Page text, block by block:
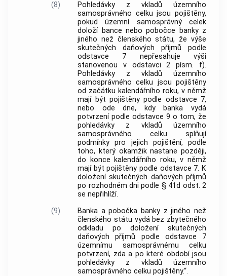
(8)
Pohledávky z vkladů územního
samosprávného celku jsou pojištěny,
pokud územní samosprávný celek
doloží bance nebo pobočce banky z
jiného než členského státu, že výše
skutečných daňových příjmů podle
odstavce 7 nepřesahuje výši
stanovenou v odstavci 2 písm. f).
Pohledávky z vkladů územního
samosprávného celku jsou pojištěny
od začátku kalendářního roku, v němž
mají být pojištěny podle odstavce 7,
nebo ode dne, kdy banka vydá
potvrzení podle odstavce 9 o tom, že
pohledávky z vkladů územního
samosprávného celku splňují
podmínky pro jejich pojištění, podle
toho, který okamžik nastane později,
do konce kalendářního roku, v němž
mají být pojištěny podle odstavce 7. K
doložení skutečných daňových příjmů
po rozhodném dni podle § 41d odst. 2
se nepřihlíží.
(9)
Banka a pobočka banky z jiného než
členského státu vydá bez zbytečného
odkladu po doložení skutečných
daňových příjmů podle odstavce 7
územnímu samosprávnému celku
potvrzení, zda a po které období jsou
pohledávky z vkladů územního
samosprávného celku pojištěny.“.